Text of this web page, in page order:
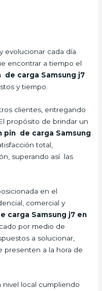
evolucionar cada día
encontrar a tiempo el
de carga Samsung j7
y tiempo.
clientes, entregando
propósito de brindar un
pin de carga Samsung
total,
superando así las
en el
comercial y
carga Samsung j7 en
por medio de
a solucionar,
presenten a la hora de
nivel local cumpliendo